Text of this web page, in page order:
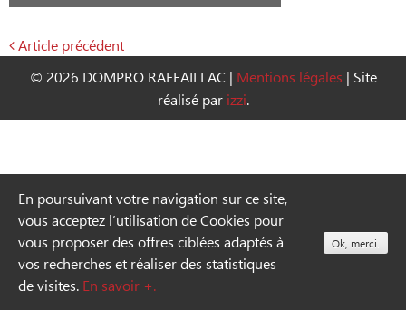
Navigation
Article précédent
© 2026 DOMPRO RAFFAILLAC | Mentions légales | Site
réalisé par izzi.
En poursuivant votre navigation sur ce site,
vous acceptez l’utilisation de Cookies pour
vous proposer des offres ciblées adaptés à
vos recherches et réaliser des statistiques
de visites. En savoir +.
Ok, merci.